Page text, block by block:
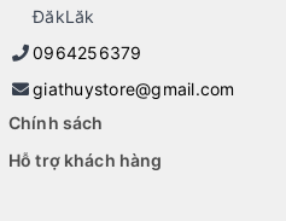
ĐăkLăk
0964256379
giathuystore@gmail.com
Chính sách
Hỗ trợ khách hàng